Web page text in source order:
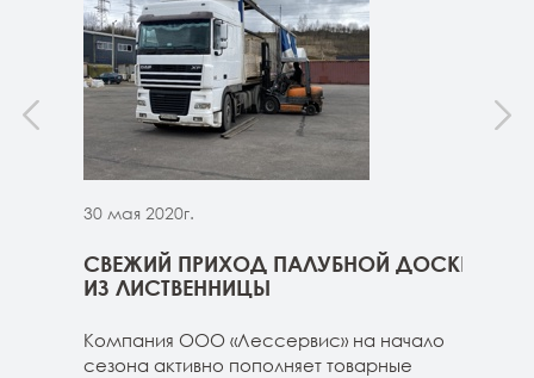
30 мая 2020г.
СВЕЖИЙ ПРИХОД ПАЛУБНОЙ ДОСКИ
ИЗ ЛИСТВЕННИЦЫ
Компания ООО «Лессервис» на начало
сезона активно пополняет товарные